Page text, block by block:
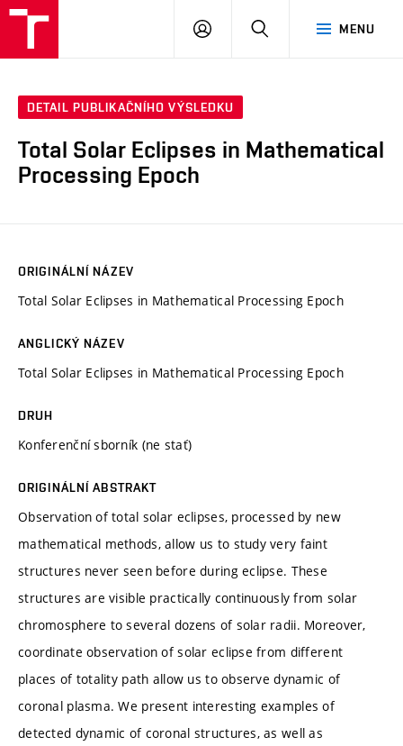
MENU
PŘIHLÁSIT
DETAIL PUBLIKAČNÍHO VÝSLEDKU
Total Solar Eclipses in Mathematical
Processing Epoch
ORIGINÁLNÍ NÁZEV
Total Solar Eclipses in Mathematical Processing Epoch
ANGLICKÝ NÁZEV
Total Solar Eclipses in Mathematical Processing Epoch
DRUH
Konferenční sborník (ne stať)
ORIGINÁLNÍ ABSTRAKT
Observation of total solar eclipses, processed by new
mathematical methods, allow us to study very faint
structures never seen before during eclipse. These
structures are visible practically continuously from solar
chromosphere to several dozens of solar radii. Moreover,
coordinate observation of solar eclipse from different
places of totality path allow us to observe dynamic of
coronal plasma. We present interesting examples of
detected dynamic of coronal structures, as well as